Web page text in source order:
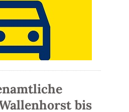
bis